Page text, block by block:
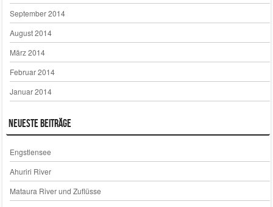
September 2014
August 2014
März 2014
Februar 2014
Januar 2014
Neueste Beiträge
Engstlensee
Ahuriri River
Mataura River und Zuflüsse